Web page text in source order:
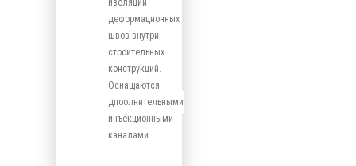
изоляции
деформационных
швов внутри
строительных
конструкций.
Оснащаются
дпоолнительными
инъекционными
каналами.